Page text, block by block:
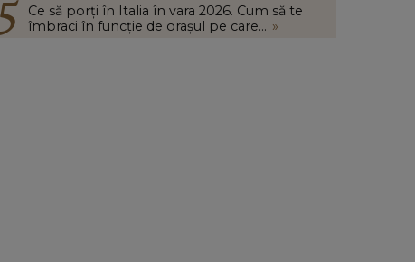
Ce să porți în Italia în vara 2026. Cum să te
îmbraci în funcție de orașul pe care... »